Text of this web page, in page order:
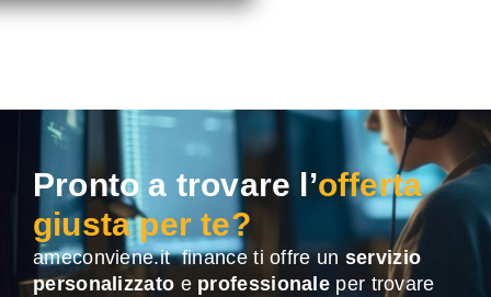
Pronto a trovare l’offerta
giusta per te?
ameconviene.it finance ti offre un servizio
personalizzato e professionale per trovare